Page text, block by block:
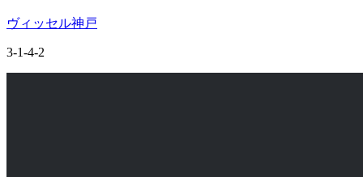
ヴィッセル神戸
3-1-4-2